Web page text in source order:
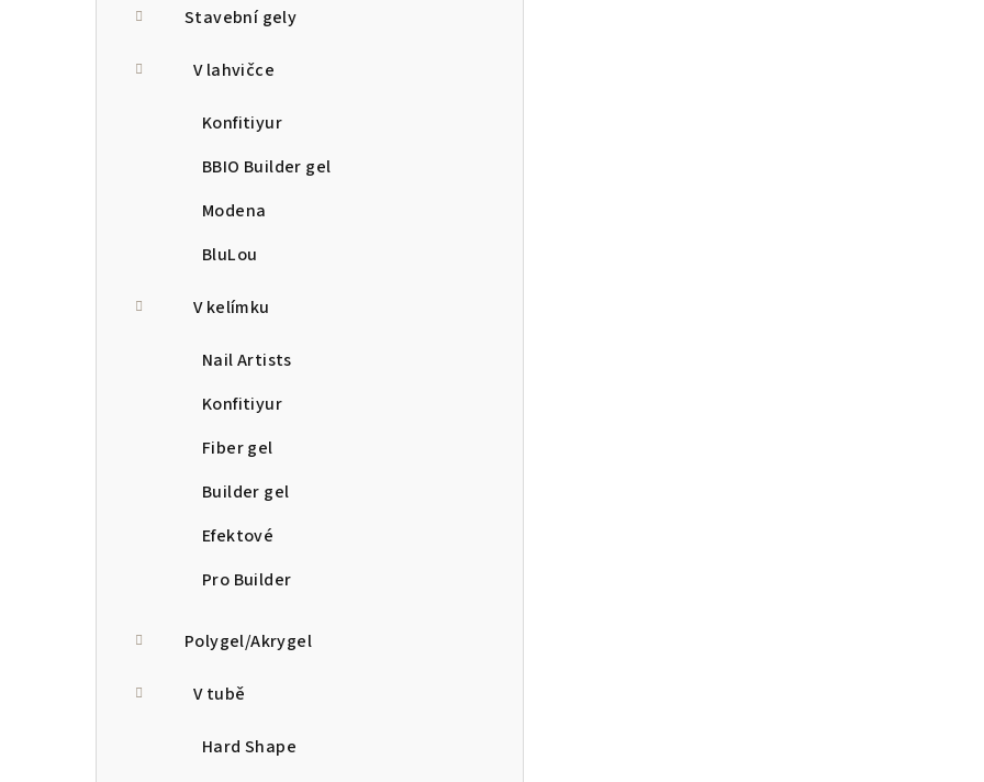
Stavební gely
V lahvičce
Konfitiyur
BBIO Builder gel
Modena
BluLou
V kelímku
Nail Artists
Konfitiyur
Fiber gel
Builder gel
Efektové
Pro Builder
Polygel/Akrygel
V tubě
Hard Shape